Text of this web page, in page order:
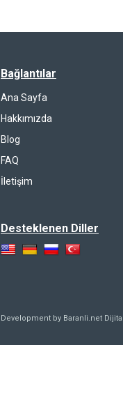
Bağlantılar
Ana Sayfa
Hakkımızda
Blog
FAQ
İletişim
Desteklenen Diller
Development by Baranli.net